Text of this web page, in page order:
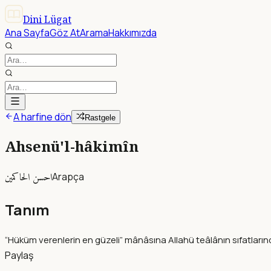
Dini Lügat
Ana SayfaGöz AtAramaHakkımızda
A harfine dön Rastgele
Ahsenü'l-hâkimîn
احسن الحاكمينArapça
Tanım
“Hüküm verenlerin en güzeli” mânâsına Allahü teâlânın
Paylaş